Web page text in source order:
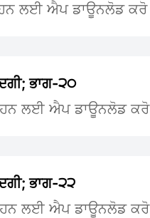
ਲਈ ਐਪ ਡਾਊਨਲੋਡ ਕਰੋ
ਭਾਗ-੨੦
ਲਈ ਐਪ ਡਾਊਨਲੋਡ ਕਰੋ
ਭਾਗ-੨੨
ਲਈ ਐਪ ਡਾਊਨਲੋਡ ਕਰੋ